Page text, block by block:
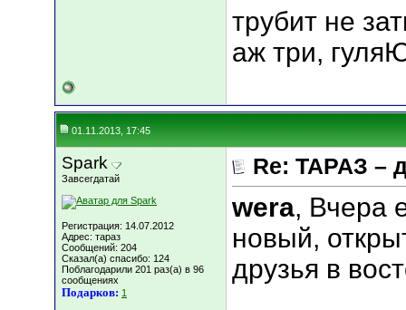
трубит не
аж три,
01.11.2013, 17:45
Spark
Завсегдатай
Регистрация: 14.07.2012
Адрес: тараз
Сообщений: 204
Сказал(а) спасибо: 124
Поблагодарили 201 раз(а) в 96
сообщениях
Подарков: 1
Re: ТАРАЗ –
wera, Вчера
новый,
друзья в